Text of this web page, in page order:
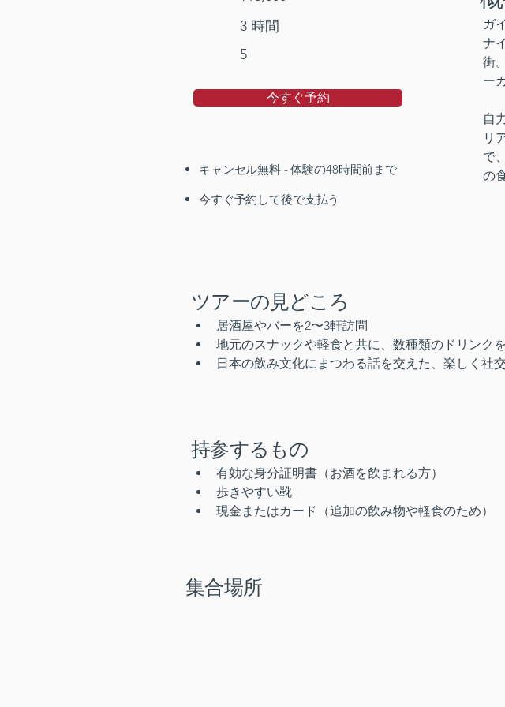
3 時間
5
今すぐ予約
キャンセル無料 - 体験の48時間前まで
今すぐ予約して後で支払う
ガ
ナ
街
ー
自
リ
で
の
ツアーの見どころ
居酒屋やバーを2〜3軒訪問
地元のスナックや軽食と共に、数種類のドリンク
日本の飲み文化にまつわる話を交えた、楽しく社
持参するもの
有効な身分証明書（お酒を飲まれる方）
歩きやすい靴
現金またはカード（追加の飲み物や軽食のため）
集合場所